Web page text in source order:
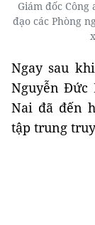
Giám đốc
đạo các Phòng
Ngay sau
Nguyễn Đức
Nai đã đến
tập trung